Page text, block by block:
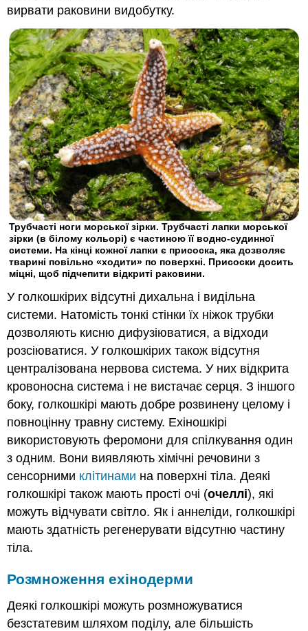
вирвати раковини видобутку.
Трубчасті ноги морської зірки. Трубчасті лапки морської
зірки (в білому кольорі) є частиною її водно-судинної
системи. На кінці кожної лапки є присоска, яка дозволяє
тварині повільно «ходити» по поверхні. Присоски досить
міцні, щоб підчепити відкриті раковини.
У голкошкірих відсутні дихальна і видільна
системи. Натомість тонкі стінки їх ніжок трубки
дозволяють кисню дифузіюватися, а відходи
розсіюватися. У голкошкірих також відсутня
централізована нервова система. У них відкрита
кровоносна система і не вистачає серця. З іншого
боку, голкошкірі мають добре розвинену целому і
повноцінну травну систему. Ехіношкірі
використовують феромони для спілкування один
з одним. Вони виявляють хімічні речовини з
сенсорними клітинами на поверхні тіла. Деякі
голкошкірі також мають прості очі (очеллі), які
можуть відчувати світло. Як і аннеліди, голкошкірі
мають здатність регенерувати відсутню частину
тіла.
Розмноження ехінодерми
Деякі голкошкірі можуть розмножуватися
безстатевим шляхом поділу, але більшість